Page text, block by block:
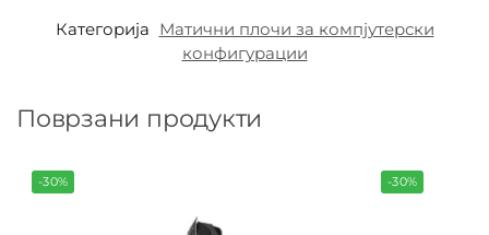
Категорија Матични плочи за компјутерски
конфигурации
Поврзани продукти
-30% -30%